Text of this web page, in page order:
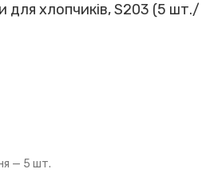
для хлопчиків, S203 (5 шт./
— 5 шт.